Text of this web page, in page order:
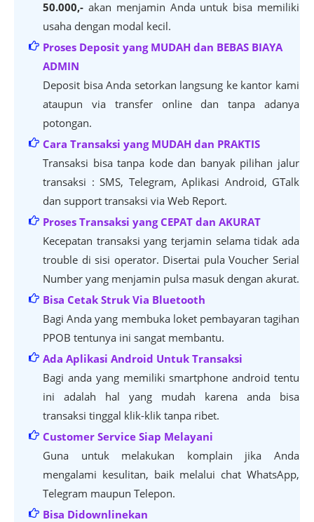
50.000,- akan menjamin Anda untuk bisa memiliki
usaha dengan modal kecil.
Proses Deposit yang MUDAH dan BEBAS BIAYA
ADMIN
Deposit bisa Anda setorkan langsung ke kantor kami
ataupun via transfer online dan tanpa adanya
potongan.
Cara Transaksi yang MUDAH dan PRAKTIS
Transaksi bisa tanpa kode dan banyak pilihan jalur
transaksi : SMS, Telegram, Aplikasi Android, GTalk
dan support transaksi via Web Report.
Proses Transaksi yang CEPAT dan AKURAT
Kecepatan transaksi yang terjamin selama tidak ada
trouble di sisi operator. Disertai pula Voucher Serial
Number yang menjamin pulsa masuk dengan akurat.
Bisa Cetak Struk Via Bluetooth
Bagi Anda yang membuka loket pembayaran tagihan
PPOB tentunya ini sangat membantu.
Ada Aplikasi Android Untuk Transaksi
Bagi anda yang memiliki smartphone android tentu
ini adalah hal yang mudah karena anda bisa
transaksi tinggal klik-klik tanpa ribet.
Customer Service Siap Melayani
Guna untuk melakukan komplain jika Anda
mengalami kesulitan, baik melalui chat WhatsApp,
Telegram maupun Telepon.
Bisa Didownlinekan